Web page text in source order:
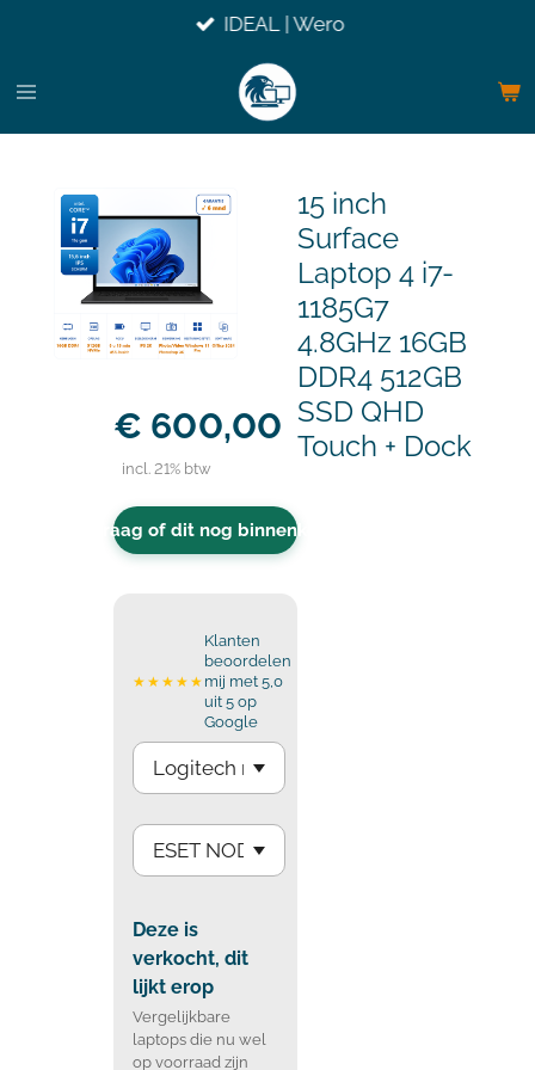
naar
IDEAL | Wero
15 inch
Surface
Laptop 4 i7-
1185G7
4.8GHz 16GB
DDR4 512GB
SSD QHD
Touch + Dock
€ 600,00
incl. 21% btw
Vraag of dit nog binnenkomt
★★★★★
Klanten
beoordelen
mij met 5,0
uit 5 op
Google
Deze is
verkocht, dit
lijkt erop
Vergelijkbare
laptops die nu wel
op voorraad zijn